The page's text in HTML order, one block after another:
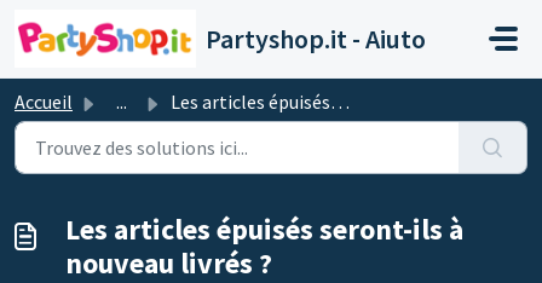
Partyshop.it - Aiuto
Accueil ... Les articles épuisés seront-ils à nouveau livrés ?
Les articles épuisés seront-ils à
nouveau livrés ?